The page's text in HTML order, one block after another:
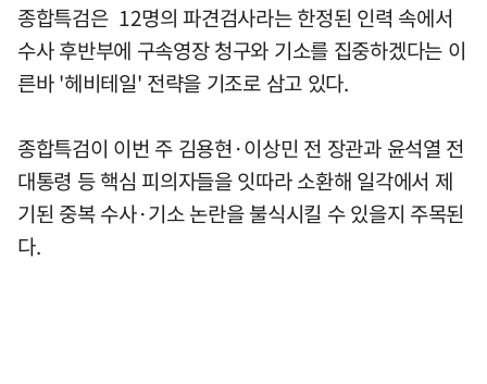
종합특검은 12명의 파견검사라는 한정된 인력 속에서
수사 후반부에 구속영장 청구와 기소를 집중하겠다는 이
른바 '헤비테일' 전략을 기조로 삼고 있다.
종합특검이 이번 주 김용현·이상민 전 장관과 윤석열 전
대통령 등 핵심 피의자들을 잇따라 소환해 일각에서 제
기된 중복 수사·기소 논란을 불식시킬 수 있을지 주목된
다.